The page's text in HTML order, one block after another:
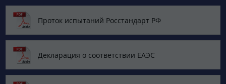
Проток испытаний Росстандарт РФ
Декларация о соответствии ЕАЭС